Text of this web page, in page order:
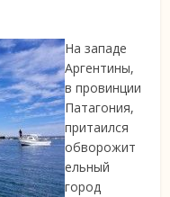
На западе
Аргентины,
в провинции
Патагония,
притаился
обворожит
ельный
город